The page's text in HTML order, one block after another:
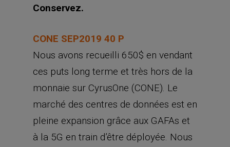
Conservez.
CONE SEP2019 40 P
Nous avons recueilli 650$ en vendant
ces puts long terme et très hors de la
monnaie sur CyrusOne (CONE). Le
marché des centres de données est en
pleine expansion grâce aux GAFAs et
à la 5G en train d’être déployée. Nous